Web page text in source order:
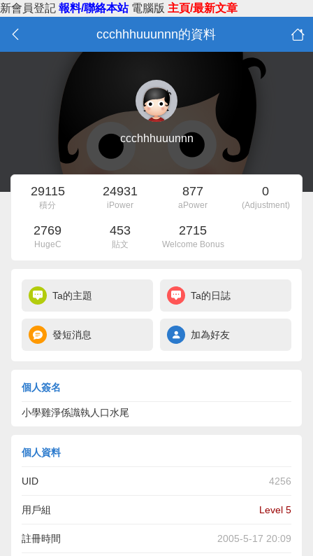
新會員登記 報料/聯絡本站 電腦版 主頁/最新文章
ccchhhuuunnn的資料
ccchhhuuunnn
29115
積分
24931
iPower
877
aPower
0
(Adjustment)
2769
HugeC
453
貼文
2715
Welcome Bonus
Ta的主題 Ta的日誌
發短消息 加為好友
個人簽名
小學雞淨係識執人口水尾
個人資料
UID 4256
用戶組 Level 5
註冊時間 2005-5-17 20:09